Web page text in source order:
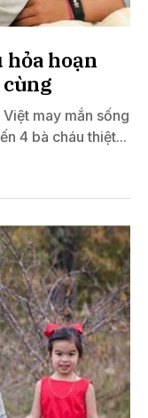
hỏa hoạn
may mắn sống
4 bà cháu thiệt...